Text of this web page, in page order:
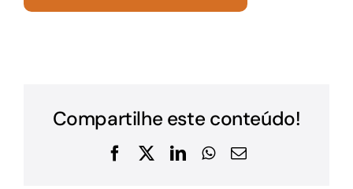
Compartilhe este conteúdo!
Facebook
X LinkedInWhatsApp
E-